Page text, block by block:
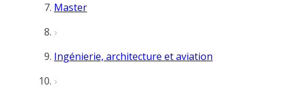
Master
Ingénierie, architecture et aviation